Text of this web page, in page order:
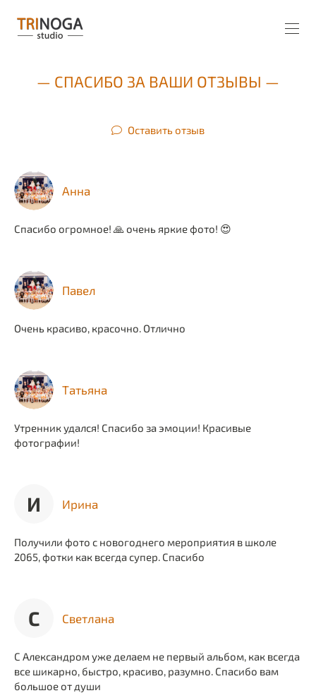
— СПАСИБО ЗА ВАШИ ОТЗЫВЫ —
Оставить отзыв
Анна
Спасибо огромное! 🙏 очень яркие фото! 😍
Павел
Очень красиво, красочно. Отлично
Татьяна
Утренник удался! Спасибо за эмоции! Красивые
фотографии!
И Ирина
Получили фото с новогоднего мероприятия в школе
2065, фотки как всегда супер. Спасибо
С Светлана
С Александром уже делаем не первый альбом, как всегда
все шикарно, быстро, красиво, разумно. Спасибо вам
большое от души